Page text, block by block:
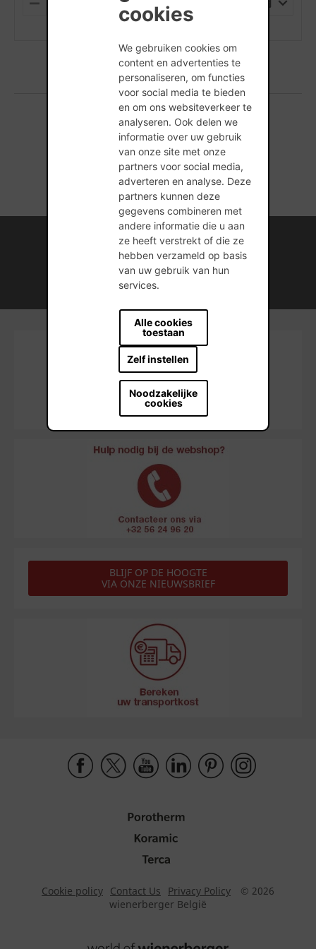
cookies
We gebruiken cookies om
content en advertenties te
personaliseren, om functies
voor social media te bieden
en om ons websiteverkeer te
analyseren. Ook delen we
informatie over uw gebruik
van onze site met onze
partners voor social media,
adverteren en analyse. Deze
partners kunnen deze
gegevens combineren met
andere informatie die u aan
ze heeft verstrekt of die ze
hebben verzameld op basis
van uw gebruik van hun
services.
Alle cookies
toestaan
Zelf instellen
Noodzakelijke
cookies
M
P
L
(min. hoeveelheid is 1 Stuks)
1 producten gevonden
Internationale kennis en ervaring
Professionele naverkoopservice
Duurzame bouwmateriaaloplossingen
BLIJF OP DE HOOGTE
VIA ONZE NIEUWSBRIEF
Cookie policy Contact Us Privacy Policy
© 2026
wienerberger België